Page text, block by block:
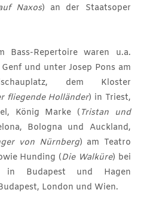
Naxos) an der Staatsoper
Bass-Repertoire waren u.a.
und unter Josep Pons am
dem Kloster
fliegende Holländer) in Triest,
König Marke ( Tristan und
Bologna und Auckland,
von Nürnberg) am Teatro
Hunding (Die Walküre) bei
in Budapest und Hagen
London und Wien.